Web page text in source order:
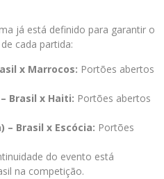
já está definido para garantir o
cada partida:
x Marrocos: Portões abertos
Brasil x Haiti: Portões abertos
– Brasil x Escócia: Portões
do evento está
na competição.